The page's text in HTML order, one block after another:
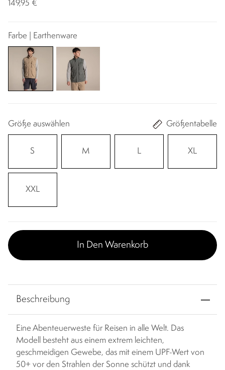
149,95 €
Farbe | Earthenware
Größe auswählen Größentabelle
S M L XL
XXL
In Den Warenkorb
Beschreibung
Eine Abenteuerweste für Reisen in alle Welt. Das
Modell besteht aus einem extrem leichten,
geschmeidigen Gewebe, das mit einem UPF-Wert von
50+ vor den Strahlen der Sonne schützt und dank